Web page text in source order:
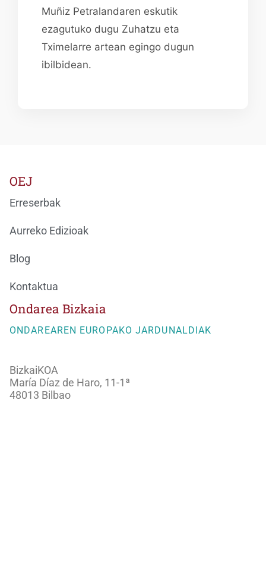
Muñiz Petralandaren eskutik
ezagutuko dugu Zuhatzu eta
Tximelarre artean egingo dugun
ibilbidean.
Ondarea Bizkaia
ONDAREAREN EUROPAKO JARDUNALDIAK
BizkaiKOA
María Díaz de Haro, 11-1ª
48013 Bilbao
OEJ
Erreserbak
Aurreko Edizioak
Blog
Kontaktua